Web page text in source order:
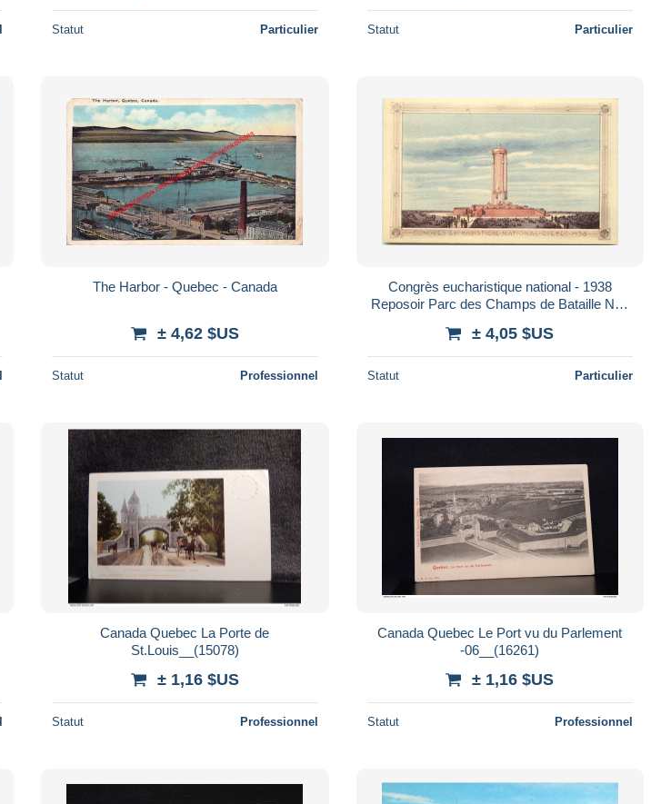
Statut Particulier Statut Particulier
The Harbor - Quebec - Canada
± 4,62 $US
Statut Professionnel
Congrès eucharistique national - 1938
Reposoir Parc des Champs de Bataille Non
± 4,05 $US
Statut Particulier
Canada Quebec La Porte de
St.Louis__(15078)
± 1,16 $US
Statut Professionnel
Canada Quebec Le Port vu du Parlement
-06__(16261)
± 1,16 $US
Statut Professionnel